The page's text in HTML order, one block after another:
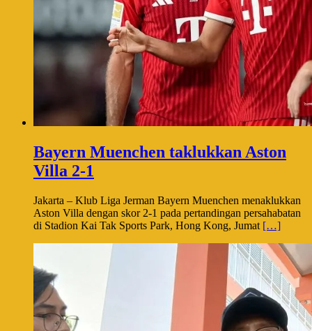
Bayern Muenchen taklukkan Aston
Villa 2-1
Jakarta – Klub Liga Jerman Bayern Muenchen menaklukkan
Aston Villa dengan skor 2-1 pada pertandingan persahabatan
di Stadion Kai Tak Sports Park, Hong Kong, Jumat […]